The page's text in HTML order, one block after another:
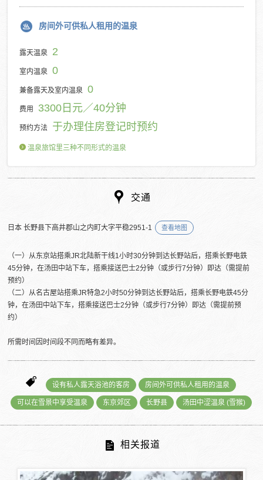
房间外可供私人租用的温泉
露天温泉 2
室内温泉 0
兼备露天及室内温泉 0
费用 3300日元／40分钟
预约方法 于办理住房登记时预约
温泉旅馆里三种不同形式的温泉
交通
日本 长野县下高井郡山之内町大字平稳2951-1 查看地图
（一）从东京站搭乘JR北陆新干线1小时30分钟到达长野站后，搭乘长野电鉄
45分钟，在汤田中站下车，搭乘接送巴士2分钟（或步行7分钟）即达（需提前
预约）
（二）从名古屋站搭乘JR特急2小时50分钟到达长野站后，搭乘长野电鉄45分
钟，在汤田中站下车，搭乘接送巴士2分钟（或步行7分钟）即达（需提前预
约）
所需时间因时间段不同而略有差异。
设有私人露天浴池的客房 房间外可供私人租用的温泉
可以在雪景中享受温泉 东京郊区 长野县 汤田中涩温泉 (雪猴)
相关报道